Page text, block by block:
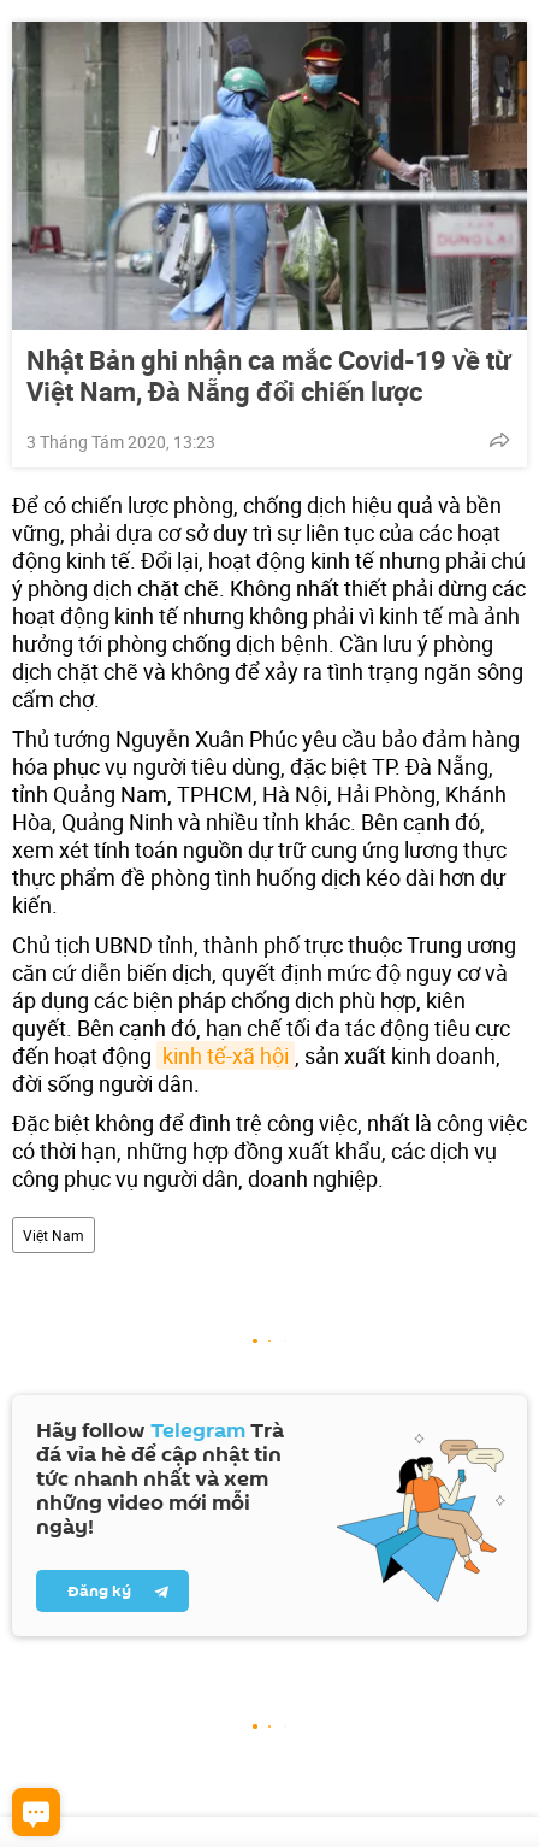
Nhật Bản ghi nhận ca mắc Covid-19 về từ
Việt Nam, Đà Nẵng đổi chiến lược
3 Tháng Tám 2020, 13:23
Để có chiến lược phòng, chống dịch hiệu quả và bền
vững, phải dựa cơ sở duy trì sự liên tục của các hoạt
động kinh tế. Đổi lại, hoạt động kinh tế nhưng phải chú
ý phòng dịch chặt chẽ. Không nhất thiết phải dừng các
hoạt động kinh tế nhưng không phải vì kinh tế mà ảnh
hưởng tới phòng chống dịch bệnh. Cần lưu ý phòng
dịch chặt chẽ và không để xảy ra tình trạng ngăn sông
cấm chợ.
Thủ tướng Nguyễn Xuân Phúc yêu cầu bảo đảm hàng
hóa phục vụ người tiêu dùng, đặc biệt TP. Đà Nẵng,
tỉnh Quảng Nam, TPHCM, Hà Nội, Hải Phòng, Khánh
Hòa, Quảng Ninh và nhiều tỉnh khác. Bên cạnh đó,
xem xét tính toán nguồn dự trữ cung ứng lương thực
thực phẩm đề phòng tình huống dịch kéo dài hơn dự
kiến.
Chủ tịch UBND tỉnh, thành phố trực thuộc Trung ương
căn cứ diễn biến dịch, quyết định mức độ nguy cơ và
áp dụng các biện pháp chống dịch phù hợp, kiên
quyết. Bên cạnh đó, hạn chế tối đa tác động tiêu cực
đến hoạt động kinh tế-xã hội , sản xuất kinh doanh,
đời sống người dân.
Đặc biệt không để đình trệ công việc, nhất là công việc
có thời hạn, những hợp đồng xuất khẩu, các dịch vụ
công phục vụ người dân, doanh nghiệp.
Việt Nam
Hãy follow TelegramTrà
đá vỉa hè để cập nhật tin
tức nhanh nhất và xem
những video mới mỗi
ngày!
Đăng ký